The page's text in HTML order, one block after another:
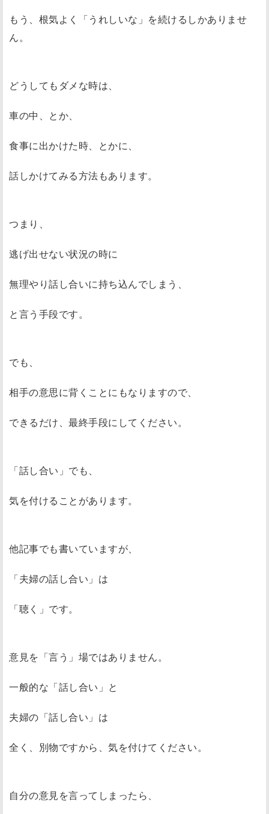
もう、根気よく「うれしいな」を続けるしかありませ
ん。
どうしてもダメな時は、
車の中、とか、
食事に出かけた時、とかに、
話しかけてみる方法もあります。
つまり、
逃げ出せない状況の時に
無理やり話し合いに持ち込んでしまう、
と言う手段です。
でも、
相手の意思に背くことにもなりますので、
できるだけ、最終手段にしてください。
「話し合い」でも、
気を付けることがあります。
他記事でも書いていますが、
「夫婦の話し合い」は
「聴く」です。
意見を「言う」場ではありません。
一般的な「話し合い」と
夫婦の「話し合い」は
全く、別物ですから、気を付けてください。
自分の意見を言ってしまったら、